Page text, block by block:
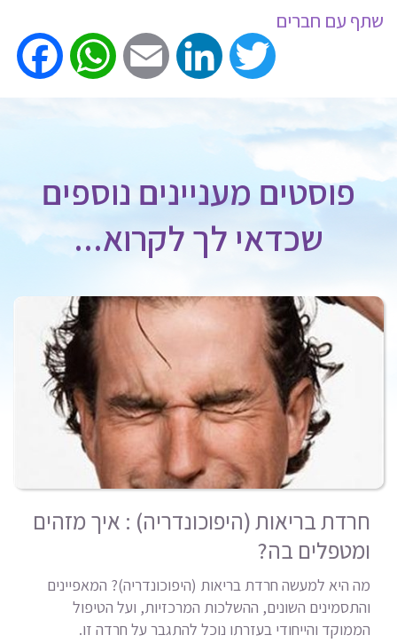
שתף עם חברים
Twitter
LinkedIn
Email
WhatsApp
פוסטים מעניינים נוספים
שכדאי לך לקרוא...
חרדת בריאות (היפוכונדריה) : איך מזהים
ומטפלים בה?
מה היא למעשה חרדת בריאות (היפוכונדריה)? המאפיינים
והתסמינים השונים, ההשלכות המרכזיות, ועל הטיפול
הממוקד והייחודי בעזרתו נוכל להתגבר על חרדה זו.